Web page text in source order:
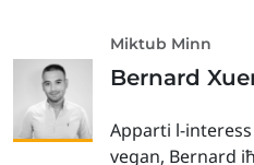
Miktub Minn
Bernard
Apparti l-
vegan, Bernard